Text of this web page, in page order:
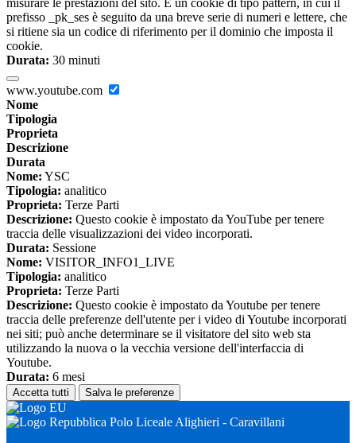
misurare le prestazioni del sito. È un cookie di tipo pattern, in cui il
prefisso _pk_ses è seguito da una breve serie di numeri e lettere, che
si ritiene sia un codice di riferimento per il dominio che imposta il
cookie.
Durata: 30 minuti
www.youtube.com
Nome
Tipologia
Proprieta
Descrizione
Durata
Nome: YSC
Tipologia: analitico
Proprieta: Terze Parti
Descrizione: Questo cookie è impostato da YouTube per tenere
traccia delle visualizzazioni dei video incorporati.
Durata: Sessione
Nome: VISITOR_INFO1_LIVE
Tipologia: analitico
Proprieta: Terze Parti
Descrizione: Questo cookie è impostato da Youtube per tenere
traccia delle preferenze dell'utente per i video di Youtube incorporati
nei siti; può anche determinare se il visitatore del sito web sta
utilizzando la nuova o la vecchia versione dell'interfaccia di
Youtube.
Durata: 6 mesi
Accetta tutti Salva le preferenze
Polo Liceale Alighieri - Caravillani